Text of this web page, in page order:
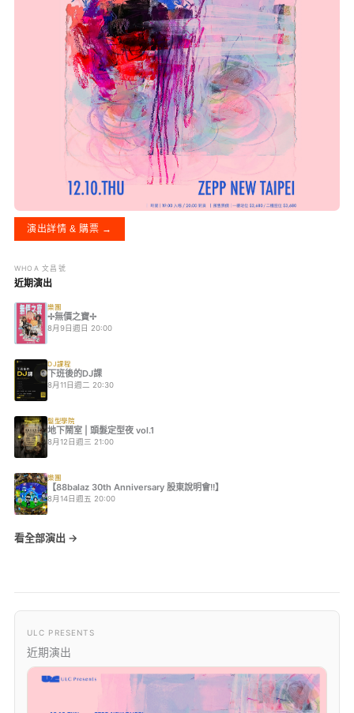
演出詳情 & 購票 →
WHOA 文昌號
近期演出
樂團
✢無價之寶✢
8月9日週日 20:00
DJ課程
下班後的DJ課
8月11日週二 20:30
髮型學院
地下鬧室 | 頭髮定型夜 vol.1
8月12日週三 21:00
樂團
【88balaz 30th Anniversary 股東說明會!!】
8月14日週五 20:00
看全部演出 →
ULC PRESENTS
近期演出